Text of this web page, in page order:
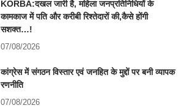
KORBA:दखल जारी है, महिला जनप्रतिनिधियों के
कामकाज में पति और करीबी रिश्तेदारों की,कैसे होंगी
सशक्त…!
07/08/2026
कांग्रेस में संगठन विस्तार एवं जनहित के मुद्दों पर बनी व्यापक
रणनीति
07/08/2026